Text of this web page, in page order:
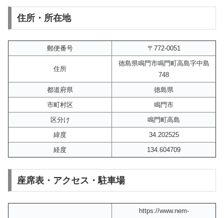
住所・所在地
郵便番号 〒772-0051
住所
徳島県鳴門市鳴門町高島字中島
748
都道府県
徳島県
市町村区
鳴門市
区分け
鳴門町高島
緯度
34.202525
経度
134.604709
座席表・アクセス・駐車場
https://www.nem-